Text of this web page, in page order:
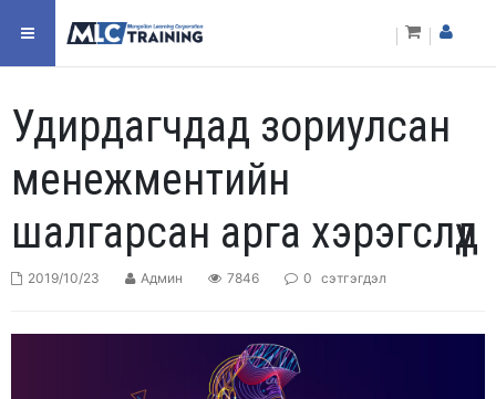
Удирдагчдад зориулсан
менежментийн
шалгарсан арга хэрэгслүүд
2019/10/23 Админ 7846 0 сэтгэгдэл